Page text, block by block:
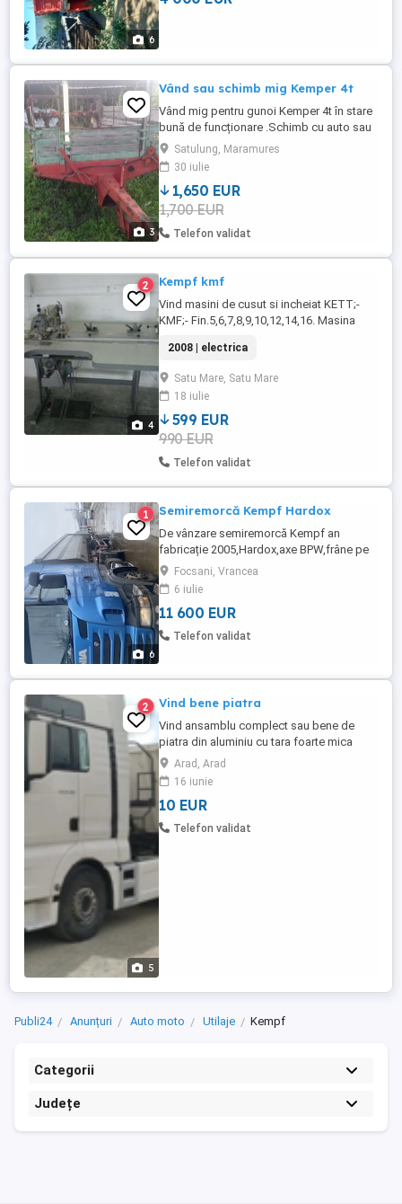
6
3
Vând sau schimb mig Kemper 4t
Vând mig pentru gunoi Kemper 4t în stare
bună de funcționare .Schimb cu auto sau
utilaje.Satulung, Maramures
30 iulie
1,650 EUR
1,700 EUR
Telefon validat
4
2 Kempf kmf
Vind masini de cusut si incheiat KETT;-
KMF;- Fin.5,6,7,8,9,10,12,14,16. Masina
incheiat ochi la ochi, adica se regleaza la
fin. dorita de la fin. 5 la fin.16si face o
cusatura liniara exacta si rapida pe orice
lungime, se poate aplica benzi cu latimi
intre 10- 180mm. Benzile ...
2008 | electrica
Satu Mare, Satu Mare
18 iulie
599 EUR
990 EUR
Telefon validat
6
1 Semiremorcă Kempf Hardox
De vânzare semiremorcă Kempf an
fabricație 2005,Hardox,axe BPW,frâne pe
discuri,prelată ladă de scule cilindru fără
scurgeri în perfectă stare de funcționare.
Pentru mai multe informații
Focsani, Vrancea
6 iulie
11 600 EUR
Telefon validat
5
2 Vind bene piatra
Vind ansamblu complect sau bene de
piatra din aluminiu cu tara foarte mica
4550,2 buc din 2013 si una din 2006 cu
tara de 5550 sau schimb cu bena
frigorifica sau autoturism pentru mai multe
informati ma puteti contacta la nr de tel
Arad, Arad
16 iunie
10 EUR
Telefon validat
Publi24 Anunțuri Auto moto Utilaje Kempf
Categorii
Județe